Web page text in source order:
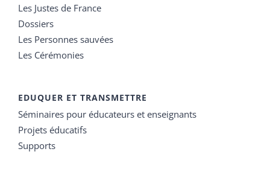
Les Justes de France
Dossiers
Les Personnes sauvées
Les Cérémonies
EDUQUER ET TRANSMETTRE
Séminaires pour éducateurs et enseignants
Projets éducatifs
Supports